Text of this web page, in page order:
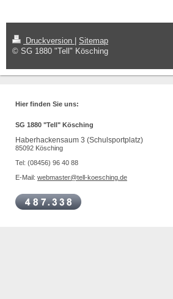
Druckversion
Sitemap
© SG 1880 "Tell" Kösching
Hier finden Sie uns:
SG 1880 "Tell" Kösching
Haberhackensaum 3 (Schulsportplatz)
85092 Kösching
Tel: (08456) 96 40 88
E-Mail: webmaster@tell-koesching.de